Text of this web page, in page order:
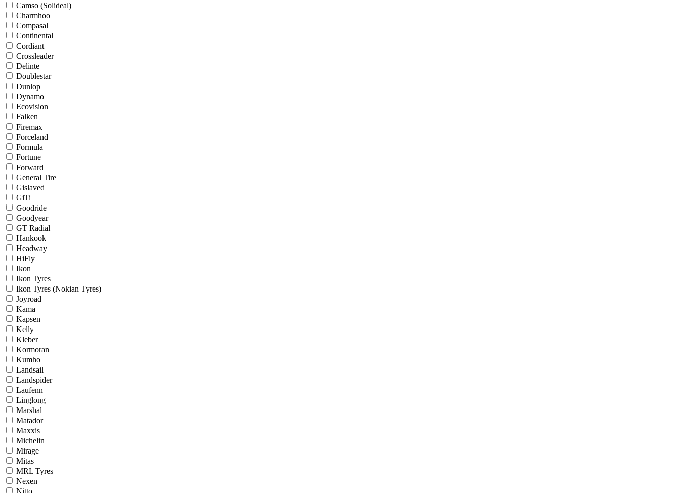
Camso (Solideal)
Charmhoo
Compasal
Continental
Cordiant
Crossleader
Delinte
Doublestar
Dunlop
Dynamo
Ecovision
Falken
Firemax
Forceland
Formula
Fortune
Forward
General Tire
Gislaved
GiTi
Goodride
Goodyear
GT Radial
Hankook
Headway
HiFly
Ikon
Ikon Tyres
Ikon Tyres (Nokian Tyres)
Joyroad
Kama
Kapsen
Kelly
Kleber
Kormoran
Kumho
Landsail
Landspider
Laufenn
Linglong
Marshal
Matador
Maxxis
Michelin
Mirage
Mitas
MRL Tyres
Nexen
Nitto